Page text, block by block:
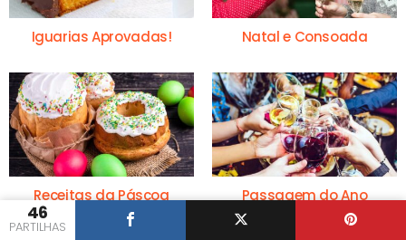
46
PARTILHAS
Iguarias Aprovadas! Natal e Consoada
Receitas da Páscoa Passagem do Ano